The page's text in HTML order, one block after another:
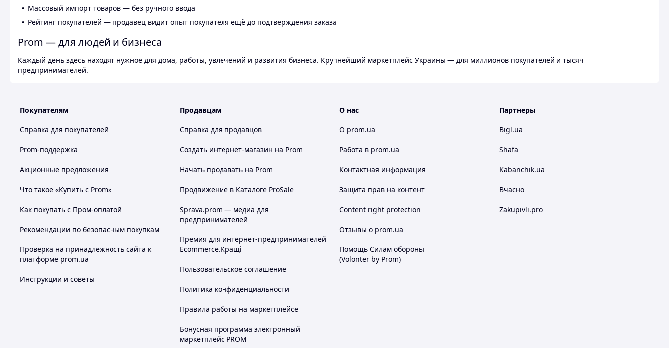
Массовый импорт товаров — без ручного ввода
Рейтинг покупателей — продавец видит опыт покупателя ещё до подтверждения заказа
Prom — для людей и бизнеса
Каждый день здесь находят нужное для дома, работы, увлечений и развития бизнеса. Крупнейший маркетплейс Украины — для миллионов покупателей и тысяч
предпринимателей.
Покупателям
Справка для покупателей
Prom-поддержка
Акционные предложения
Что такое «Купить с Prom»
Как покупать с Пром-оплатой
Рекомендации по безопасным покупкам
Проверка на принадлежность сайта к
платформе prom.ua
Инструкции и советы
Продавцам
Справка для продавцов
Создать интернет-магазин на Prom
Начать продавать на Prom
Продвижение в Каталоге ProSale
Sprava.prom — медиа для
предпринимателей
Премия для интернет-предпринимателей
Ecommerce.Кращі
Пользовательское соглашение
Политика конфиденциальности
Правила работы на маркетплейсе
Бонусная программа электронный
маркетплейс PROM
О нас
О prom.ua
Работа в prom.ua
Контактная информация
Защита прав на контент
Content right protection
Отзывы о prom.ua
Помощь Силам обороны
(Volonter by Prom)
Партнеры
Bigl.ua
Shafa
Kabanchik.ua
Вчасно
Zakupivli.pro